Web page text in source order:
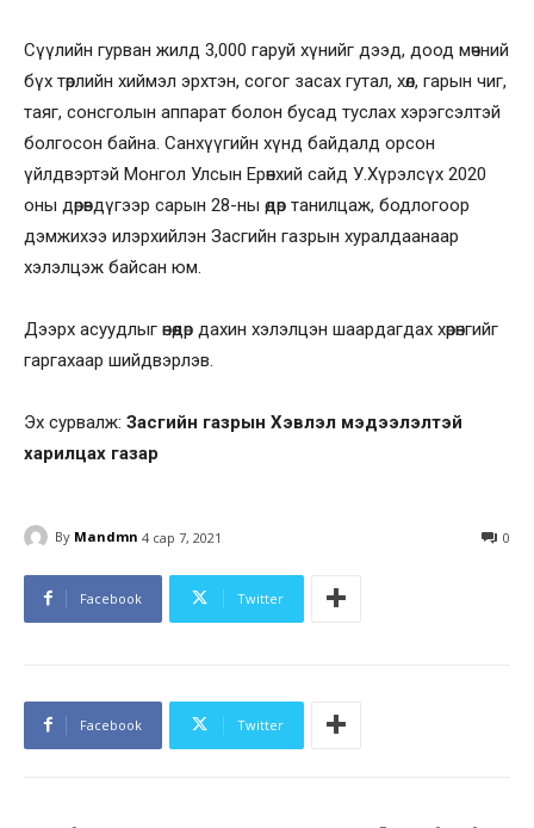
Сүүлийн гурван жилд 3,000 гаруй хүнийг дээд, доод мөчний
бүх төрлийн хиймэл эрхтэн, согог засах гутал, хөл, гарын чиг,
таяг, сонсголын аппарат болон бусад туслах хэрэгсэлтэй
болгосон байна. Санхүүгийн хүнд байдалд орсон
үйлдвэртэй Монгол Улсын Ерөнхий сайд У.Хүрэлсүх 2020
оны дөрөвдүгээр сарын 28-ны өдөр танилцаж, бодлогоор
дэмжихээ илэрхийлэн Засгийн газрын хуралдаанаар
хэлэлцэж байсан юм.
Дээрх асуудлыг өнөөдөр дахин хэлэлцэн шаардагдах хөрөнгийг
гаргахаар шийдвэрлэв.
Эх сурвалж: Засгийн газрын Хэвлэл мэдээлэлтэй
харилцах газар
By Mandmn 4 сар 7, 2021 0
Facebook Twitter
Facebook Twitter